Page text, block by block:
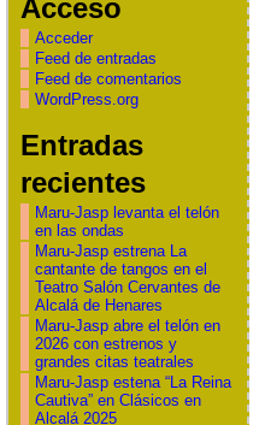
Acceso
Acceder
Feed de entradas
Feed de comentarios
WordPress.org
Entradas
recientes
Maru-Jasp levanta el telón
en las ondas
Maru-Jasp estrena La
cantante de tangos en el
Teatro Salón Cervantes de
Alcalá de Henares
Maru-Jasp abre el telón en
2026 con estrenos y
grandes citas teatrales
Maru-Jasp estena “La Reina
Cautiva” en Clásicos en
Alcalá 2025